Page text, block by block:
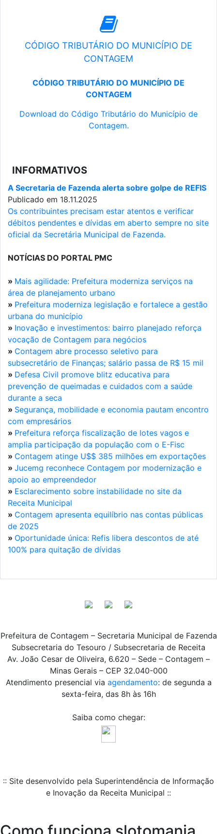
CÓDIGO TRIBUTÁRIO DO MUNICÍPIO DE
CONTAGEM
CÓDIGO TRIBUTÁRIO DO MUNICÍPIO DE
CONTAGEM
Download do Código Tributário do Município de
Contagem.
INFORMATIVOS
A Secretaria de Fazenda alerta sobre golpe de REFIS
Publicado em 18.11.2025
Os contribuintes precisam estar atentos e verificar
débitos pendentes e dívidas em aberto sempre no site
oficial da Secretária Municipal de Fazenda.
NOTÍCIAS DO PORTAL PMC
» Mais agilidade: Prefeitura moderniza serviços na
área de planejamento urbano
» Prefeitura moderniza legislação e fortalece a gestão
urbana do município
» Inovação e investimentos: bairro planejado reforça
vocação de Contagem para negócios
» Contagem abre processo seletivo para
subsecretário de Finanças; salário passa de R$ 15 mil
» Defesa Civil promove blitz educativa para
prevenção de queimadas e cuidados com a saúde
durante a seca
» Segurança, mobilidade e economia pautam encontro
com empresários
» Prefeitura reforça fiscalização de lotes vagos e
amplia participação da população com o E-Fisc
» Contagem atinge U$$ 385 milhões em exportações
» Jucemg reconhece Contagem por modernização e
apoio ao empreendedor
» Esclarecimento sobre instabilidade no site da
Receita Municipal
» Contagem apresenta equilíbrio nas contas públicas
de 2025
» Oportunidade única: Refis libera descontos de até
100% para quitação de dívidas
Prefeitura de Contagem – Secretaria Municipal de Fazenda
Subsecretaria do Tesouro / Subsecretaria de Receita
Av. João Cesar de Oliveira, 6.620 – Sede – Contagem –
Minas Gerais – CEP 32.040-000
Atendimento presencial via agendamento: de segunda a
sexta-feira, das 8h às 16h
Saiba como chegar:
:: Site desenvolvido pela Superintendência de Informação
e Inovação da Receita Municipal ::